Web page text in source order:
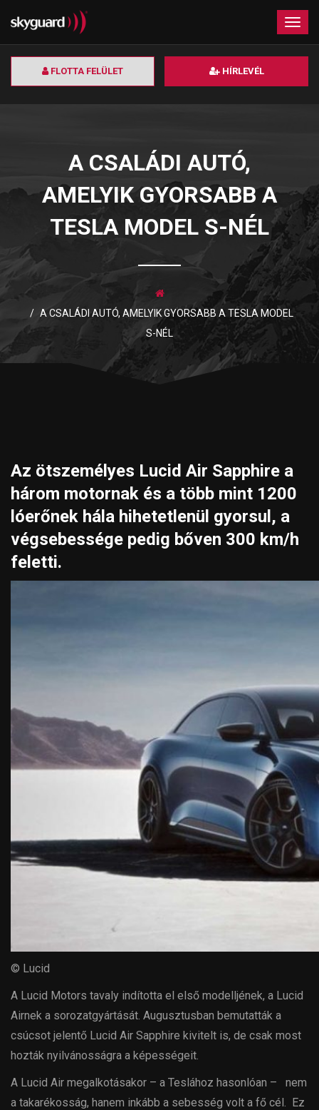
FLOTTA FELÜLET HÍRLEVÉL
×
A CSALÁDI AUTÓ,
AMELYIK GYORSABB A
TESLA MODEL S-NÉL
A CSALÁDI AUTÓ, AMELYIK GYORSABB A TESLA MODEL
S-NÉL
Az ötszemélyes Lucid Air Sapphire a
három motornak és a több mint 1200
lóerőnek hála hihetetlenül gyorsul, a
végsebessége pedig bőven 300 km/h
feletti.
© Lucid
A Lucid Motors tavaly indította el első modelljének, a Lucid
Airnek a sorozatgyártását. Augusztusban bemutatták a
csúcsot jelentő Lucid Air Sapphire kivitelt is, de csak most
hozták nyilvánosságra a képességeit.
A Lucid Air megalkotásakor – a Teslához hasonlóan – nem
a takarékosság, hanem inkább a sebesség volt a fő cél. Ez